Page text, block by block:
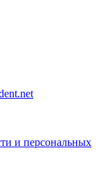
и персональных